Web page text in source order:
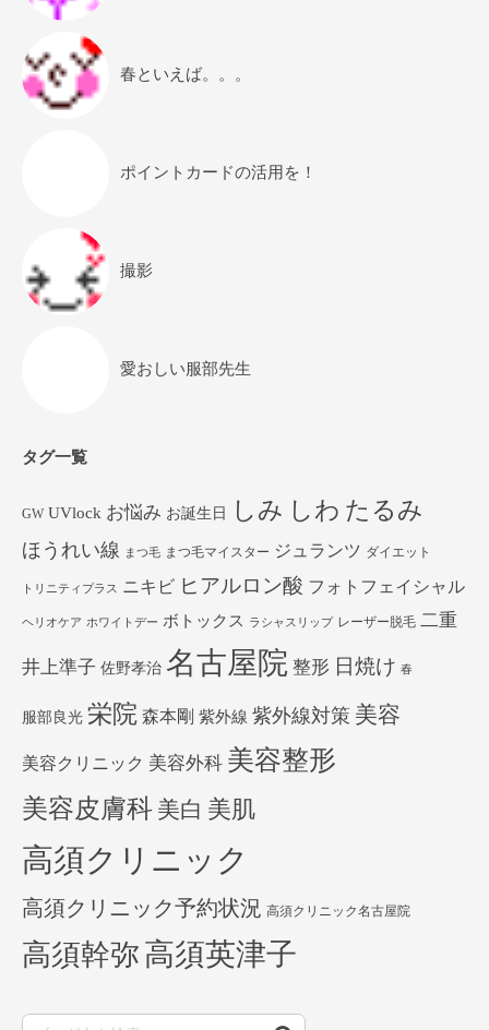
春といえば。。。
ポイントカードの活用を！
撮影
愛おしい服部先生
タグ一覧
GW UVlock お悩み お誕生日 しみ しわ たるみ
ほうれい線 まつ毛 まつ毛マイスター ジュランツ ダイエット
トリニティプラス ニキビ ヒアルロン酸 フォトフェイシャル
ヘリオケア ホワイトデー ボトックス ラシャスリップ レーザー脱毛 二重
井上準子 佐野孝治 名古屋院 整形 日焼け 春
服部良光 栄院 森本剛 紫外線 紫外線対策 美容
美容クリニック 美容外科 美容整形
美容皮膚科 美白 美肌
高須クリニック
高須クリニック予約状況 高須クリニック名古屋院
高須幹弥 高須英津子